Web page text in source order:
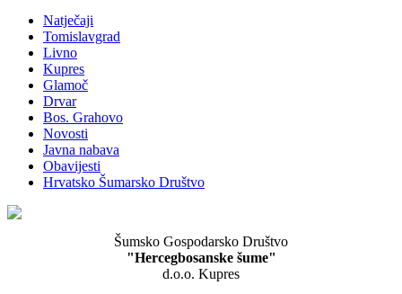
Natječaji
Tomislavgrad
Livno
Kupres
Glamoč
Drvar
Bos. Grahovo
Novosti
Javna nabava
Obavijesti
Hrvatsko Šumarsko Društvo
Šumsko Gospodarsko Društvo
"Hercegbosanske šume"
d.o.o. Kupres